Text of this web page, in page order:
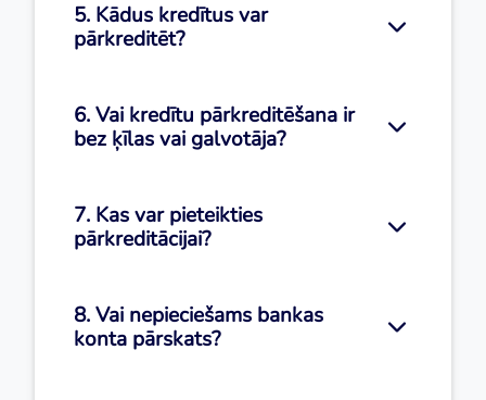
5. Kādus kredītus var
pārkreditēt?
6. Vai kredītu pārkreditēšana ir
bez ķīlas vai galvotāja?
7. Kas var pieteikties
pārkreditācijai?
8. Vai nepieciešams bankas
konta pārskats?